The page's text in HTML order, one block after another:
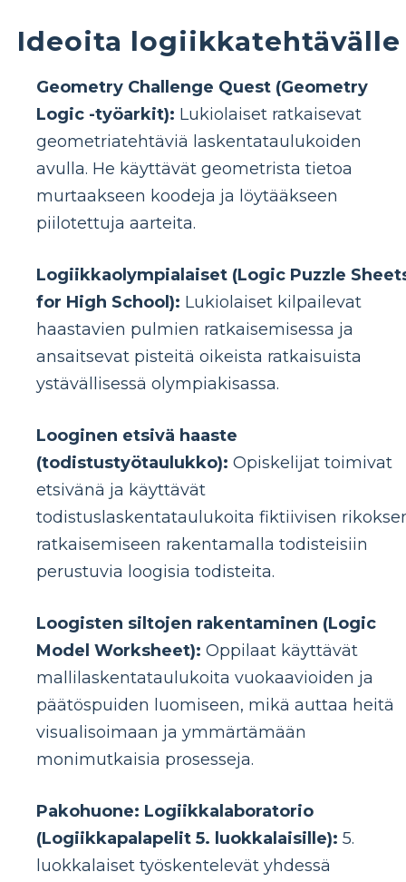
Ideoita logiikkatehtävälle
Geometry Challenge Quest (Geometry
Logic -työarkit): Lukiolaiset ratkaisevat
geometriatehtäviä laskentataulukoiden
avulla. He käyttävät geometrista tietoa
murtaakseen koodeja ja löytääkseen
piilotettuja aarteita.
Logiikkaolympialaiset (Logic Puzzle
for High School): Lukiolaiset kilpailevat
haastavien pulmien ratkaisemisessa ja
ansaitsevat pisteitä oikeista ratkaisuista
ystävällisessä olympiakisassa.
Looginen etsivä haaste
(todistustyötaulukko): Opiskelijat toimivat
etsivänä ja käyttävät
todistuslaskentataulukoita fiktiivisen
ratkaisemiseen rakentamalla todisteisiin
perustuvia loogisia todisteita.
Loogisten siltojen rakentaminen (Logic
Model Worksheet): Oppilaat käyttävät
mallilaskentataulukoita vuokaavioiden ja
päätöspuiden luomiseen, mikä auttaa heitä
visualisoimaan ja ymmärtämään
monimutkaisia ​​prosesseja.
Pakohuone: Logiikkalaboratorio
(Logiikkapalapelit 5. luokkalaisille): 5.
luokkalaiset työskentelevät yhdessä